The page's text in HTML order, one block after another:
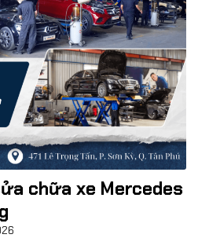
chữa xe Mercedes